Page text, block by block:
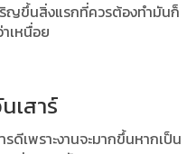
ริญขึ้นสิ่งแรกที่ควรต้องทำมันก็
เหนื่อย
เสาร์
ดีเพราะงานจะมากขึ้นหากเป็น